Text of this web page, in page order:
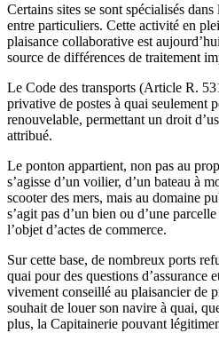
Certains sites se sont spécialisés
entre particuliers. Cette activité en
plaisance collaborative est
source de différences de traitement
Le Code des transports (Article R.
privative de postes à quai seulement
renouvelable, permettant un droit
attribué.
Le ponton appartient, non pas au
s’agisse d’un voilier, d’un bateau à
scooter des mers, mais au domaine
s’agit pas d’un bien ou d’une
l’objet d’actes de commerce.
Sur cette base, de nombreux ports
quai pour des questions d’assurance
vivement conseillé au plaisancier de
souhait de louer son navire à quai,
plus, la Capitainerie pouvant